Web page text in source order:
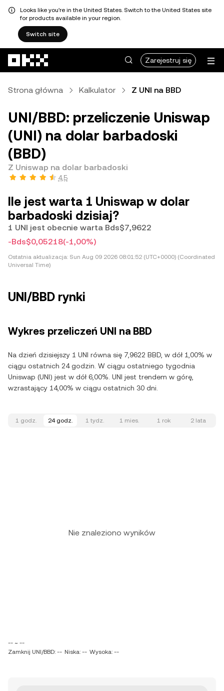
Looks like you're in the United States. Switch to the United States site
for products available in your region.
Switch site
Zarejestruj się
Strona główna Kalkulator Z UNI na BBD
UNI/BBD: przeliczenie Uniswap
(UNI) na dolar barbadoski
(BBD)
Z Uniswap na dolar barbadoski
4,5
Ile jest warta 1 Uniswap w dolar
barbadoski dzisiaj?
1 UNI jest obecnie warta Bds$7,9622
-Bds$0,05218(-1,00%)
Ostatnia aktualizacja: Sun Aug 09 2026 08:01:52 (UTC+0000) (Coordinated
Universal Time)
UNI/BBD rynki
Wykres przeliczeń UNI na BBD
Na dzień dzisiejszy 1 UNI równa się 7,9622 BBD, w dół 1,00% w
ciągu ostatnich 24 godzin. W ciągu ostatniego tygodnia
Uniswap (UNI) jest w dół 6,00%. UNI jest trendem w górę,
wzrastający 14,00% w ciągu ostatnich 30 dni.
1 godz. 24 godz. 1 tydz. 1 mies. 1 rok 2 lata
Nie znaleziono wyników
-- ~ --
Zamknij UNI/BBD: -- Niska: -- Wysoka: --